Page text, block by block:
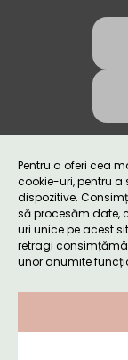
Pentru a oferi cea
cookie-uri, pentru
dispozitive.
să procesăm date,
uri unice pe acest
retragi
unor anumite
Website